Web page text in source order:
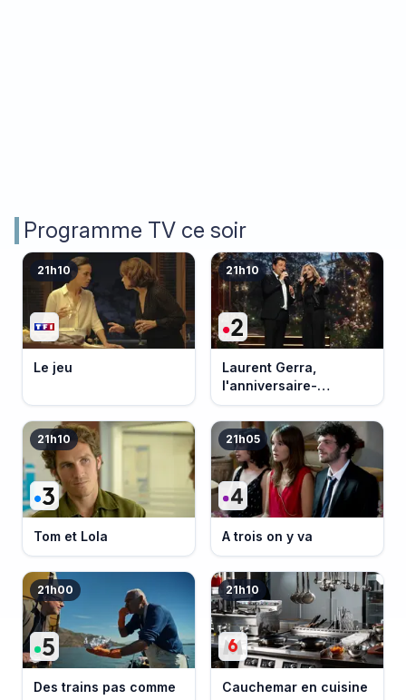
Programme TV ce soir
21h10
Le jeu
21h10
Laurent Gerra,
l'anniversaire-
événement
21h10
Tom et Lola
21h05
A trois on y va
21h00
Des trains pas comme
21h10
Cauchemar en cuisine